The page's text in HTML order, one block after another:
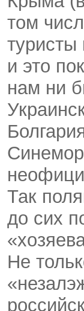
том
и это
нам ни
Так
до сих
Не